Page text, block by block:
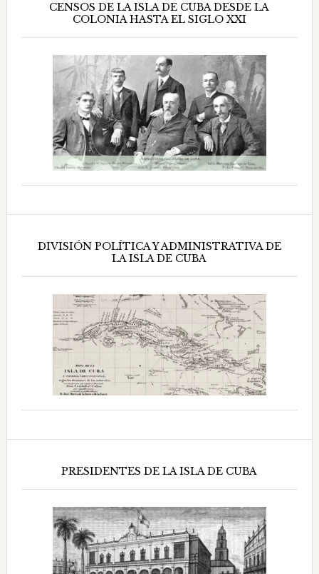
CENSOS DE LA ISLA DE CUBA DESDE LA
COLONIA HASTA EL SIGLO XXI
DIVISIÓN POLÍTICA Y ADMINISTRATIVA DE
LA ISLA DE CUBA
PRESIDENTES DE LA ISLA DE CUBA